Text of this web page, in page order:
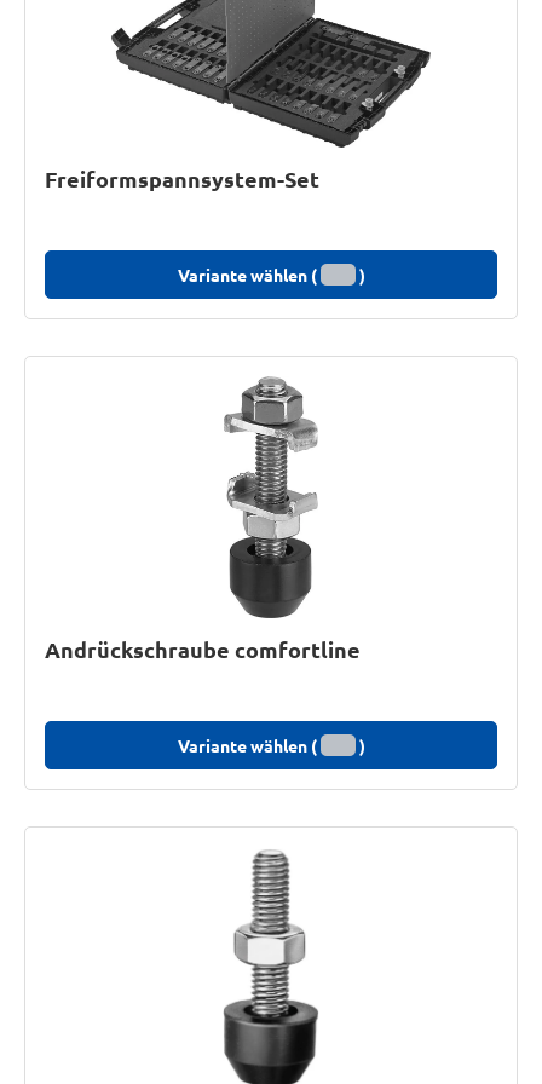
Freiformspannsystem-Set
Variante wählen ( )
Andrückschraube comfortline
Variante wählen ( )